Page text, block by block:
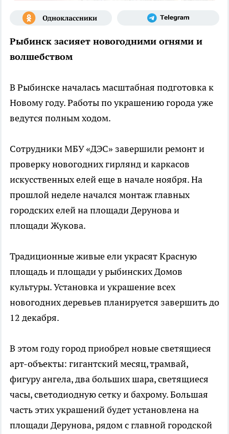
Рыбинск засияет новогодними огнями и
волшебством
В Рыбинске началась масштабная подготовка к
Новому году. Работы по украшению города уже
ведутся полным ходом.
Сотрудники МБУ «ДЭС» завершили ремонт и
проверку новогодних гирлянд и каркасов
искусственных елей еще в начале ноября. На
прошлой неделе начался монтаж главных
городских елей на площади Дерунова и
площади Жукова.
Традиционные живые ели украсят Красную
площадь и площади у рыбинских Домов
культуры. Установка и украшение всех
новогодних деревьев планируется завершить до
12 декабря.
В этом году город приобрел новые светящиеся
арт-объекты: гигантский месяц, трамвай,
фигуру ангела, два больших шара, светящиеся
часы, светодиодную сетку и бахрому. Большая
часть этих украшений будет установлена на
площади Дерунова, рядом с главной городской